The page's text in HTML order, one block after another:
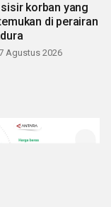
sisir korban yang
di perairan
Agustus 2026